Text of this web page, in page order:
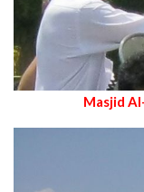
Masjid